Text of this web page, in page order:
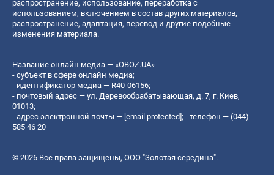
распространение, использование, переработка с
использованием, включением в состав других материалов,
распространение, адаптация, перевод и другие подобные
изменения материала.
Название онлайн медиа — «OBOZ.UA»
- субъект в сфере онлайн медиа;
- идентификатор медиа — R40-06156;
- почтовый адрес — ул. Деревообрабатывающая, д. 7, г. Киев,
01013;
- адрес электронной почты — [email protected] ; - телефон — (044)
585 46 20
© 2026 Все права защищены, ООО "Золотая середина".